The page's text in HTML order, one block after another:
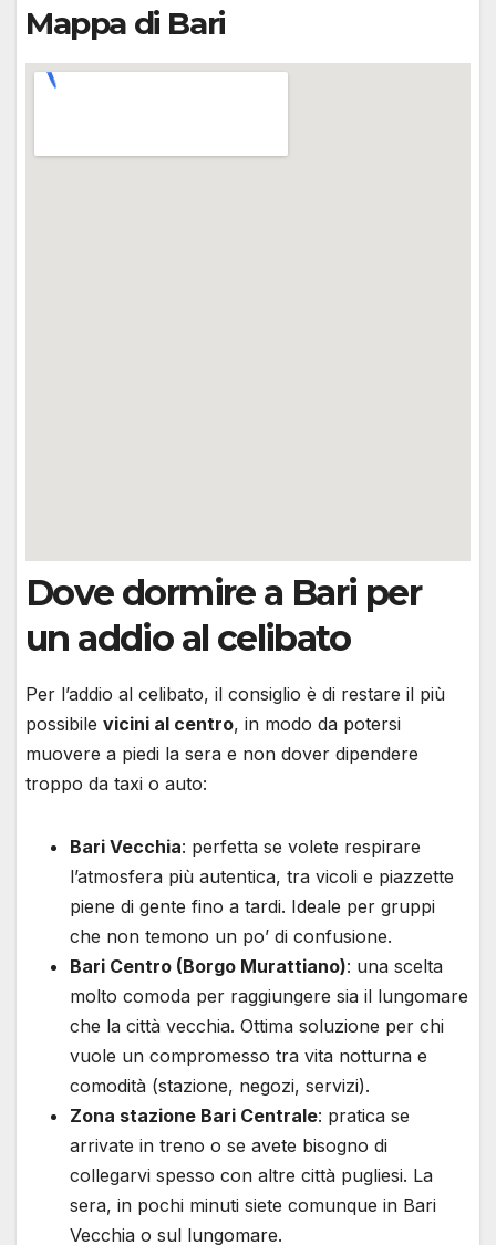
Mappa di Bari
Dove dormire a Bari per
un addio al celibato
Per l’addio al celibato, il consiglio è di restare il più
possibile vicini al centro, in modo da potersi
muovere a piedi la sera e non dover dipendere
troppo da taxi o auto:
Bari Vecchia: perfetta se volete respirare
l’atmosfera più autentica, tra vicoli e piazzette
piene di gente fino a tardi. Ideale per gruppi
che non temono un po’ di confusione.
Bari Centro (Borgo Murattiano): una scelta
molto comoda per raggiungere sia il lungomare
che la città vecchia. Ottima soluzione per chi
vuole un compromesso tra vita notturna e
comodità (stazione, negozi, servizi).
Zona stazione Bari Centrale: pratica se
arrivate in treno o se avete bisogno di
collegarvi spesso con altre città pugliesi. La
sera, in pochi minuti siete comunque in Bari
Vecchia o sul lungomare.